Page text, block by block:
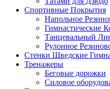
Спортивные Покрытия
Напольное
Гимнастические
Танцевальный
Рулонное
Стенки Шведские
Тренажеры
Беговые дорожки
Силовое